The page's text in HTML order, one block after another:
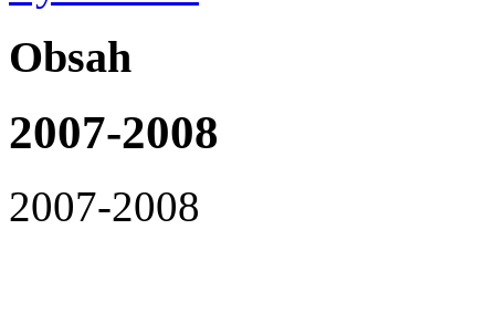
Obsah
2007-2008
2007-2008